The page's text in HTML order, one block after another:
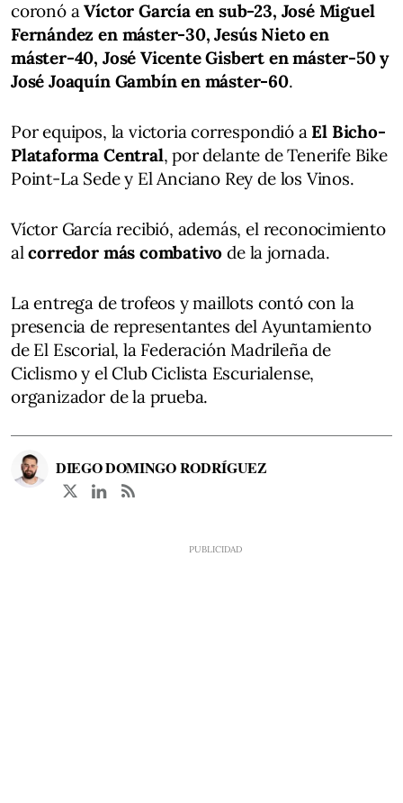
coronó aVíctor García en sub-23, José Miguel
Fernández en máster-30, Jesús Nieto en
máster-40, José Vicente Gisbert en máster-50 y
José Joaquín Gambín en máster-60.
Por equipos, la victoria correspondió a El Bicho-
Plataforma Central, por delante de Tenerife Bike
Point-La Sede y El Anciano Rey de los Vinos.
Víctor García recibió, además, el reconocimiento
alcorredor más combativo de la jornada.
La entrega de trofeos y maillots contó con la
presencia de representantes del Ayuntamiento
de El Escorial, la Federación Madrileña de
Ciclismo y el Club Ciclista Escurialense,
organizador de la prueba.
DIEGO DOMINGO RODRÍGUEZ